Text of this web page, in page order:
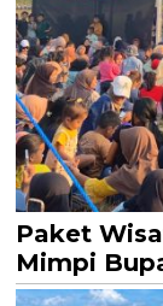
Paket
Mimpi